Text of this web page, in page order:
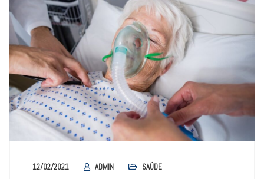
12/02/2021 ADMIN SAÚDE